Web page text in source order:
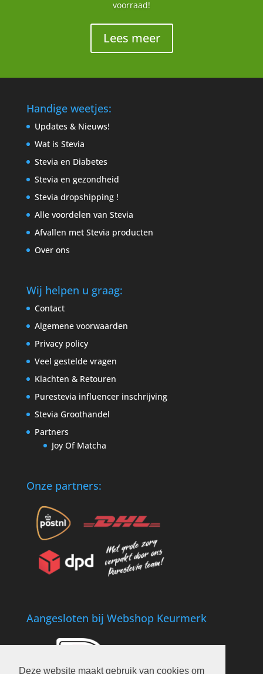
Deze website maakt gebruik van cookies om
voorraad!
Lees meer
Handige weetjes:
Updates & Nieuws!
Wat is Stevia
Stevia en Diabetes
Stevia en gezondheid
Stevia dropshipping !
Alle voordelen van Stevia
Afvallen met Stevia producten
Over ons
Wij helpen u graag:
Contact
Algemene voorwaarden
Privacy policy
Veel gestelde vragen
Klachten & Retouren
Purestevia influencer inschrijving
Stevia Groothandel
Partners
Joy Of Matcha
Onze partners:
Aangesloten bij Webshop Keurmerk